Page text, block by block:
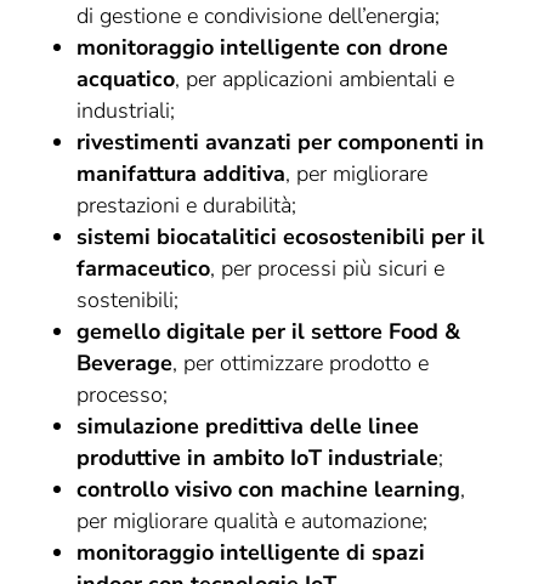
di gestione e condivisione dell’energia;
monitoraggio intelligente con drone
acquatico, per applicazioni ambientali e
industriali;
rivestimenti avanzati per componenti in
manifattura additiva, per migliorare
prestazioni e durabilità;
sistemi biocatalitici ecosostenibili per il
farmaceutico, per processi più sicuri e
sostenibili;
gemello digitale per il settore Food &
Beverage, per ottimizzare prodotto e
processo;
simulazione predittiva delle linee
produttive in ambito IoT industriale;
controllo visivo con machine learning,
per migliorare qualità e automazione;
monitoraggio intelligente di spazi